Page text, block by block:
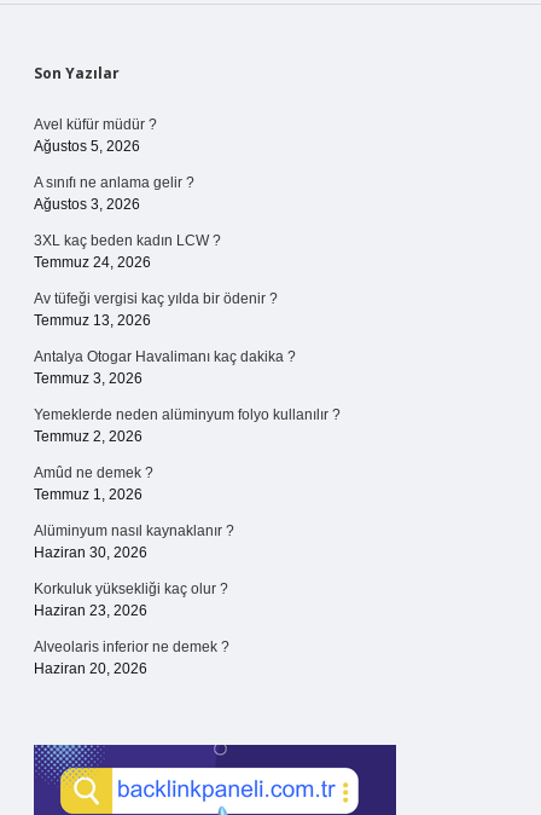
Sidebar
Son Yazılar
Avel küfür müdür ?
Ağustos 5, 2026
A sınıfı ne anlama gelir ?
Ağustos 3, 2026
3XL kaç beden kadın LCW ?
Temmuz 24, 2026
Av tüfeği vergisi kaç yılda bir ödenir ?
Temmuz 13, 2026
Antalya Otogar Havalimanı kaç dakika ?
Temmuz 3, 2026
Yemeklerde neden alüminyum folyo kullanılır ?
Temmuz 2, 2026
Amûd ne demek ?
Temmuz 1, 2026
Alüminyum nasıl kaynaklanır ?
Haziran 30, 2026
Korkuluk yüksekliği kaç olur ?
Haziran 23, 2026
Alveolaris inferior ne demek ?
Haziran 20, 2026